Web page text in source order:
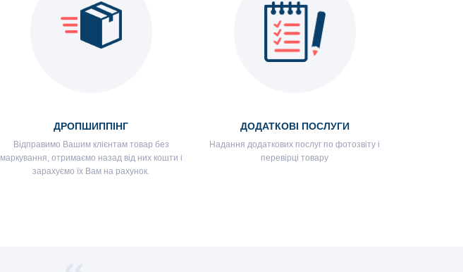
ДРОПШИППІНГ
Відправимо Вашим клієнтам товар без
маркування, отримаємо назад від них кошти і
зарахуємо їх Вам на рахунок.
ДОДАТКОВІ ПОСЛУГИ
Надання додаткових послуг по фотозвіту і
перевірці товару